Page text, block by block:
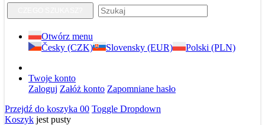
Otwórz menu
Česky (CZK)
Slovensky (EUR) Polski (PLN)
Twoje konto
Zaloguj Załóż konto Zapomniane hasło
Przejdź do koszyka 00 Toggle Dropdown
Koszyk jest pusty